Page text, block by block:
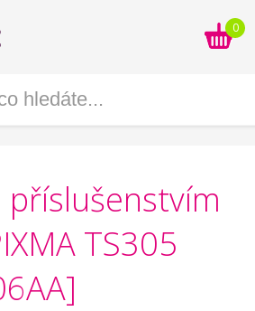
0
příslušenstvím
TS305